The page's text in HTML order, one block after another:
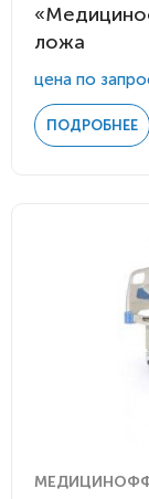
ложа
цена по
ПОДРОБНЕЕ